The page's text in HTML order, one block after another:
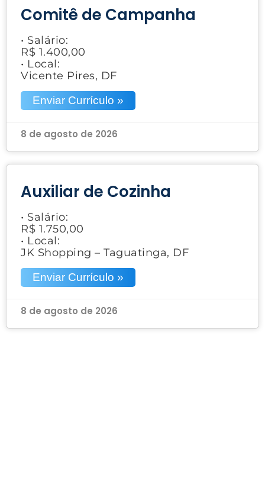
Comitê de Campanha
• Salário:
R$ 1.400,00
• Local:
Vicente Pires, DF
Enviar Currículo »
8 de agosto de 2026
Auxiliar de Cozinha
• Salário:
R$ 1.750,00
• Local:
JK Shopping – Taguatinga, DF
Enviar Currículo »
8 de agosto de 2026